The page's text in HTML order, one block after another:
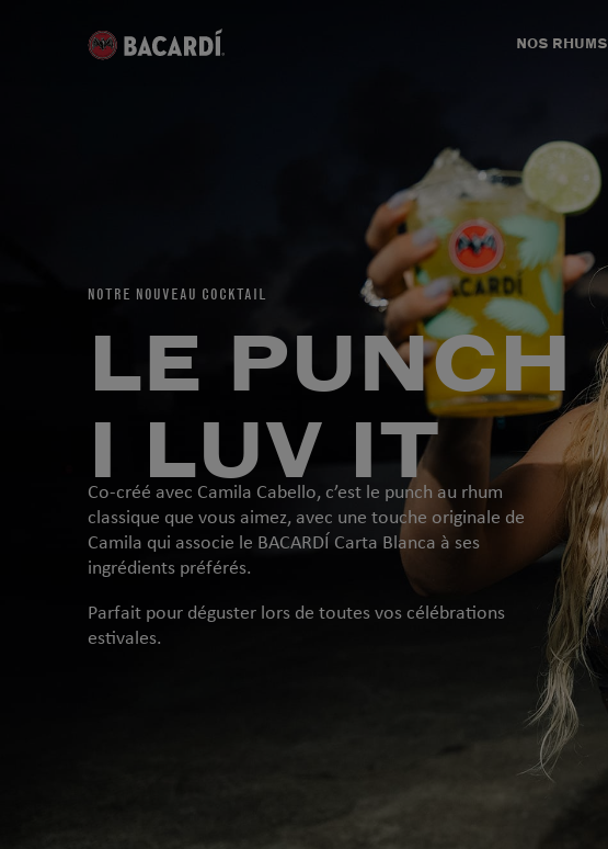
NOS RHUMS
NOTRE NOUVEAU COCKTAIL
LE PUNCH
I LUV IT
Co-créé avec Camila Cabello, c’est le punch au rhum
classique que vous aimez, avec une touche originale de
Camila qui associe le BACARDÍ Carta Blanca à ses
ingrédients préférés.
Parfait pour déguster lors de toutes vos célébrations
estivales.